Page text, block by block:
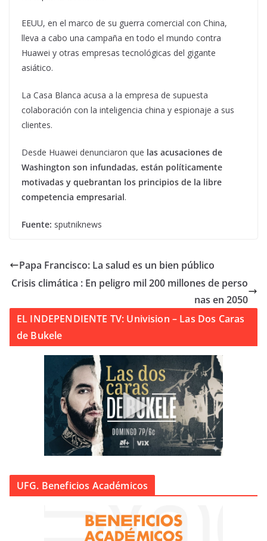
EEUU, en el marco de su guerra comercial con China,
lleva a cabo una campaña en todo el mundo contra
Huawei y otras empresas tecnológicas del gigante
asiático.
La Casa Blanca acusa a la empresa de supuesta
colaboración con la inteligencia china y espionaje a sus
clientes.
Desde Huawei denunciaron que las acusaciones de
Washington son infundadas, están políticamente
motivadas y quebrantan los principios de la libre
competencia empresarial.
Fuente: sputniknews
Papa Francisco: La salud es un bien público
Crisis climática : En peligro mil 200 millones de perso
nas en 2050
EL INDEPENDIENTE TV: Univision – Las Dos Caras
de Bukele
UFG. Beneficios Académicos